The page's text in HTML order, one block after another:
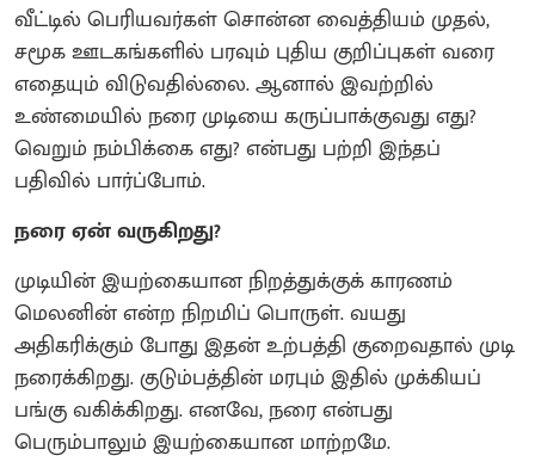
வீட்டில் பெரியவர்கள் சொன்ன வைத்தியம் முதல்,
சமூக ஊடகங்களில் பரவும் புதிய குறிப்புகள் வரை
எதையும் விடுவதில்லை. ஆனால் இவற்றில்
உண்மையில் நரை முடியை கருப்பாக்குவது எது?
வெறும் நம்பிக்கை எது? என்பது பற்றி இந்தப்
பதிவில் பார்ப்போம்.
நரை ஏன் வருகிறது?
முடியின் இயற்கையான நிறத்துக்குக் காரணம்
மெலனின் என்ற நிறமிப் பொருள். வயது
அதிகரிக்கும் போது இதன் உற்பத்தி குறைவதால் முடி
நரைக்கிறது. குடும்பத்தின் மரபும் இதில் முக்கியப்
பங்கு வகிக்கிறது. எனவே, நரை என்பது
பெரும்பாலும் இயற்கையான மாற்றமே.